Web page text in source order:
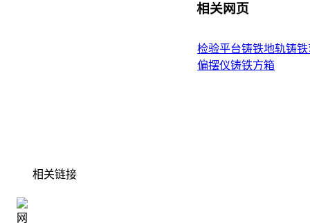
相关网页
检验平台铸铁地轨铸
偏摆仪铸铁方箱
相关链接